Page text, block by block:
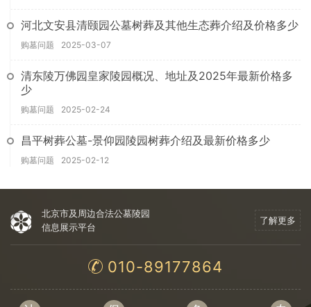
河北文安县清颐园公墓树葬及其他生态葬介绍及价格多少
购墓问题 2025-03-07
清东陵万佛园皇家陵园概况、地址及2025年最新价格多
少
购墓问题 2025-02-24
昌平树葬公墓-景仰园陵园树葬介绍及最新价格多少
购墓问题 2025-02-12
北京市及周边合法公墓陵园
信息展示平台
了解更多
010-89177864